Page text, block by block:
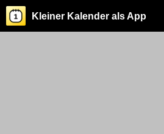
Kleiner Kalender als App